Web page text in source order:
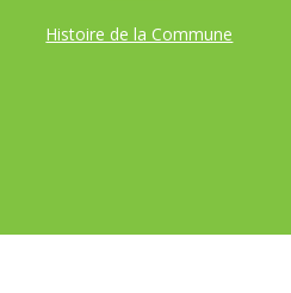
Histoire de la Commune